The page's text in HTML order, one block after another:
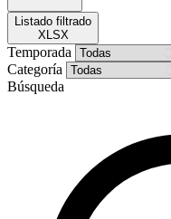
Listado filtrado
XLSX
Temporada
Categoría
Búsqueda